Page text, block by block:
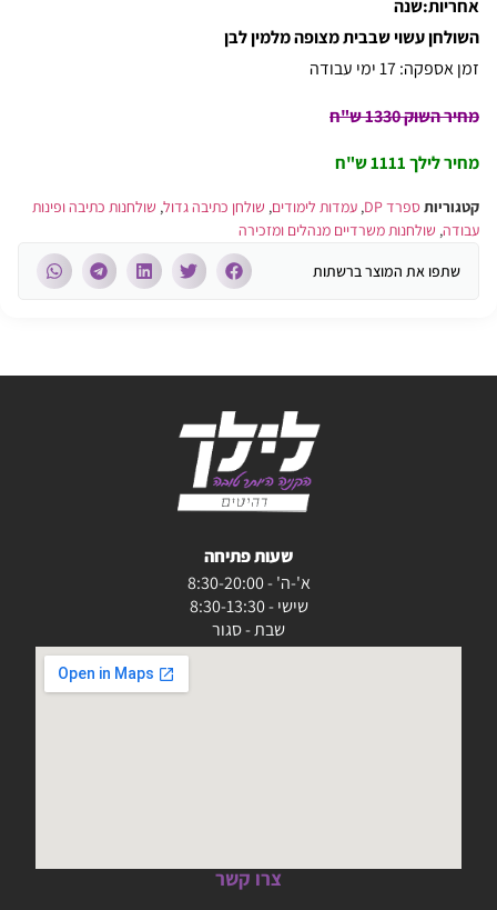
אחריות:שנה
השולחן עשוי שבבית מצופה מלמין לבן
זמן אספקה: 17 ימי עבודה
מחיר השוק 1330 ש"ח
מחיר לילך 1111 ש"ח
קטגוריותספרד DP , עמדות לימודים, שולחן כתיבה גדול, שולחנות כתיבה ופינות
עבודה, שולחנות משרדיים מנהלים ומזכירה
שתפו את המוצר ברשתות
שעות פתיחה
א'-ה' - 8:30-20:00
שישי - 8:30-13:30
שבת - סגור
צרו קשר